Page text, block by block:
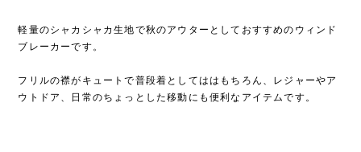
軽量のシャカシャカ生地で秋のアウターとしておすすめのウィンド
ブレーカーです。
フリルの襟がキュートで普段着としてははもちろん、レジャーやア
ウトドア、日常のちょっとした移動にも便利なアイテムです。